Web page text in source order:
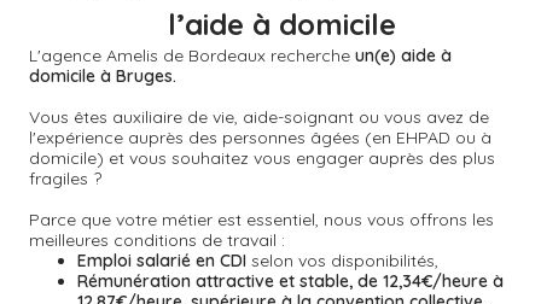
L'agence Amelis de Bordeaux recherche un(e) aide à
domicile à Bruges.
Vous êtes auxiliaire de vie, aide-soignant ou vous avez de
l'expérience auprès des personnes âgées (en EHPAD ou à
domicile) et vous souhaitez vous engager auprès des plus
fragiles ?
Parce que votre métier est essentiel, nous vous offrons les
meilleures conditions de travail :
Emploi salarié en CDI selon vos disponibilités,
Rémunération attractive et stable, de 12,34€/heure à
l’aide à domicile